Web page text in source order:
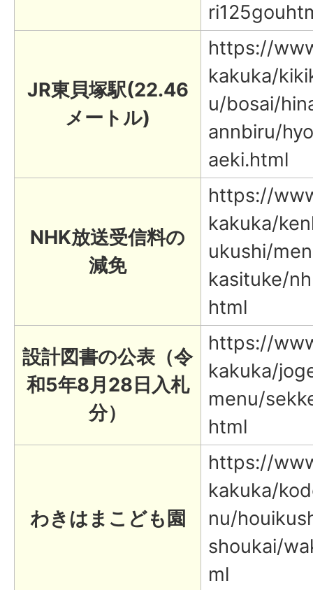
JR東貝塚駅(22.46
メートル)
https://
kakuka/
u/bosai/
annbiru/
aeki.html
NHK放送受信料の
減免
https://
kakuka/
ukushi/
kasituke/
html
設計図書の公表（令
和5年8月28日入札
分）
https://
kakuka/
menu/
html
わきはまこども園
https://
kakuka/
nu/
shoukai/
ml